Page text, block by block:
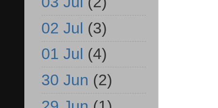
02 Jul (3)
01 Jul (4)
30 Jun (2)